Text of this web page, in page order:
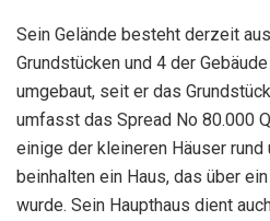
Sein Gelände besteht derzeit
Grundstücken und 4 der
umgebaut, seit er das
umfasst das Spread No 80.000
einige der kleineren Häuser rund
beinhalten ein Haus, das über
wurde. Sein Haupthaus dient